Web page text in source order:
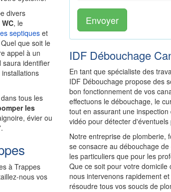
divers
, le
septiqueset
que soit le
appel à un
saura identifier
tous les
les
évier ou
à Trappes
nous vos
Envoyer
IDF Débouchage
En tant que spécialiste des
IDF Débouchage propose des
bon fonctionnement de vos
effectuons le débouchage, le
tout en assurant une
vidéo pour détecter d'éventuels
Notre entreprise de plomberie,
se consacre au débouchage
les particuliers que pour les
Que ce soit pour votre domicile
nous intervenons rapidement
résoudre tous vos soucis de